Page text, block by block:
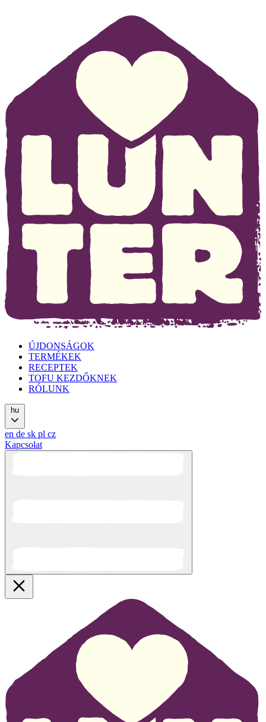
ÚJDONSÁGOK
TERMÉKEK
RECEPTEK
TOFU KEZDŐKNEK
RÓLUNK
hu
en de sk pl cz
Kapcsolat